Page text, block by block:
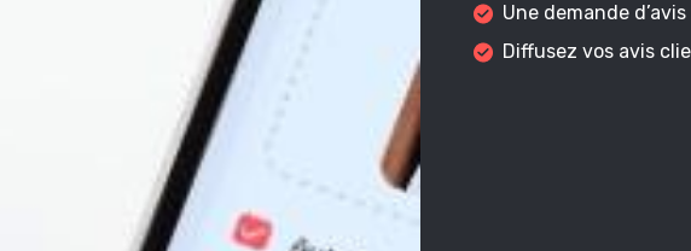
Une demande
Diffusez vos avis